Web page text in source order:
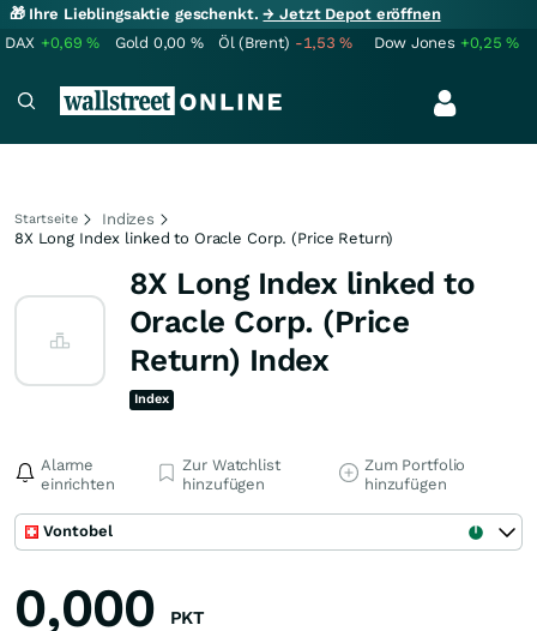
🎁 Ihre Lieblingsaktie geschenkt.→ Jetzt Depot eröffnen
DAX +0,69% Gold 0,00 % Öl (Brent) -1,53% Dow Jones +0,25%
Startseite
Indizes
8X Long Index linked to Oracle Corp. (Price Return)
8X Long Index linked to
Oracle Corp. (Price
Return) Index
Index
Alarme
einrichten
Zur Watchlist
hinzufügen
Zum Portfolio
hinzufügen
Vontobel
0,000 PKT